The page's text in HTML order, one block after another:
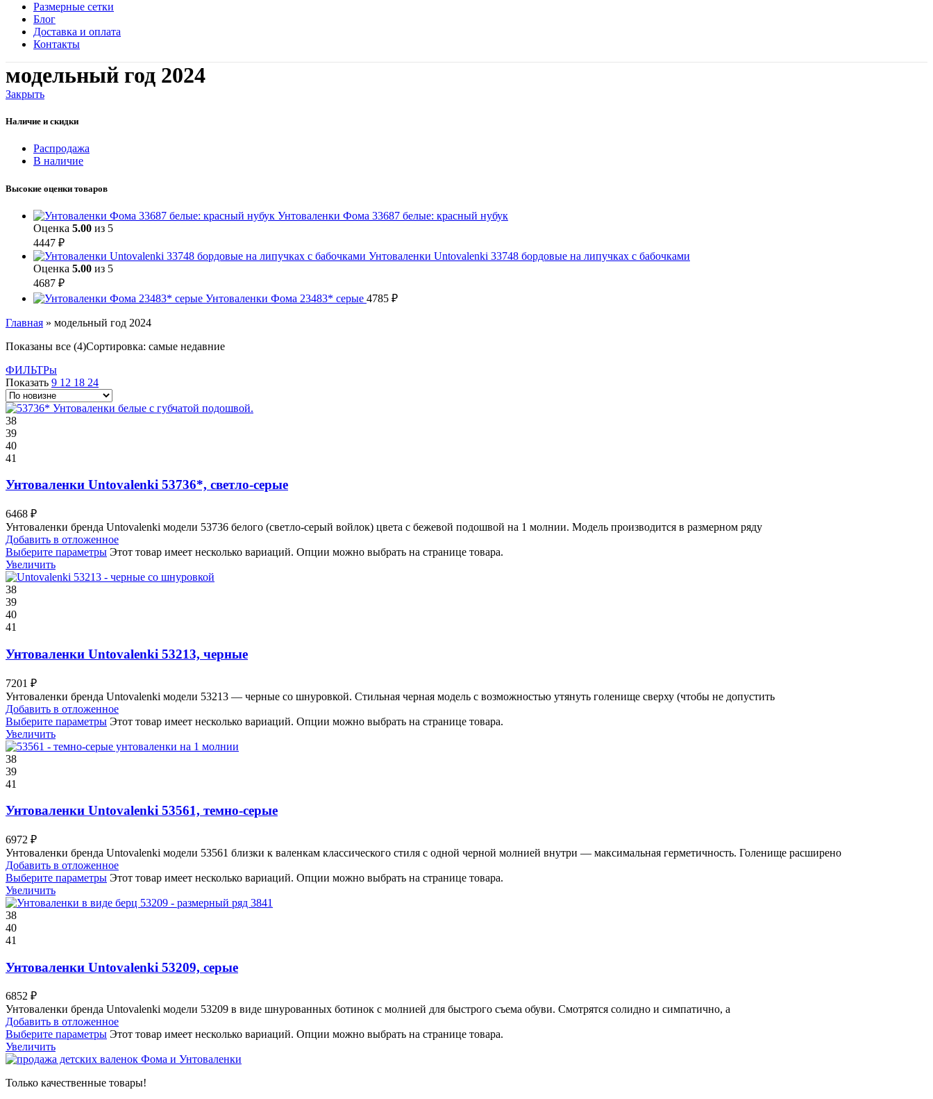
Размерные сетки
Блог
Доставка и оплата
Контакты
модельный год 2024
Закрыть
Наличие и скидки
Распродажа
В наличие
Высокие оценки товаров
Унтоваленки Фома 33687 белые: красный нубук
Оценка 5.00 из 5
4447 ₽
Унтоваленки Untovalenki 33748 бордовые на липучках с бабочками
Оценка 5.00 из 5
4687 ₽
Унтоваленки Фома 23483* серые 4785 ₽
Главная » модельный год 2024
Показаны все (4)Сортировка: самые недавние
ФИЛЬТРы
Показать 9 12 18 24
38
39
40
41
Унтоваленки Untovalenki 53736*, светло-серые
6468 ₽
Унтоваленки бренда Untovalenki модели 53736 белого (светло-серый войлок) цвета с бежевой подошвой на 1 молнии. Модель производится в размерном ряду
Добавить в отложенное
Выберите параметры Этот товар имеет несколько вариаций. Опции можно выбрать на странице товара.
Увеличить
38
39
40
41
Унтоваленки Untovalenki 53213, черные
7201 ₽
Унтоваленки бренда Untovalenki модели 53213 — черные со шнуровкой. Стильная черная модель с возможностью утянуть голенище сверху (чтобы не допустить
Добавить в отложенное
Выберите параметры Этот товар имеет несколько вариаций. Опции можно выбрать на странице товара.
Увеличить
38
39
41
Унтоваленки Untovalenki 53561, темно-серые
6972 ₽
Унтоваленки бренда Untovalenki модели 53561 близки к валенкам классического стиля с одной черной молнией внутри — максимальная герметичность. Голенище расширено
Добавить в отложенное
Выберите параметры Этот товар имеет несколько вариаций. Опции можно выбрать на странице товара.
Увеличить
38
40
41
Унтоваленки Untovalenki 53209, серые
6852 ₽
Унтоваленки бренда Untovalenki модели 53209 в виде шнурованных ботинок с молнией для быстрого съема обуви. Смотрятся солидно и симпатично, а
Добавить в отложенное
Выберите параметры Этот товар имеет несколько вариаций. Опции можно выбрать на странице товара.
Увеличить
Только качественные товары!